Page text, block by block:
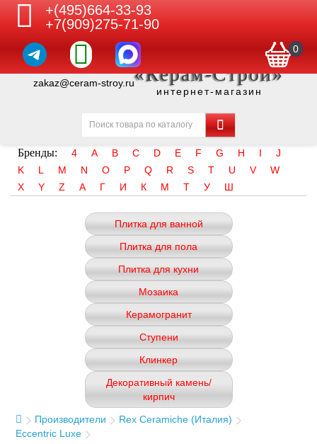
+(495)664-33-93
+7(909)275-71-90
0
zakaz@ceram-stroy.ru«Керам-Строй»
интернет-магазин
Бренды: 4 A B C D E F G H I
J
K
L M N O P Q R S T U V
W
X
Y Z А Г И К М Т У Ш
Плитка для ванной
Плитка для пола
Плитка для кухни
Мозаика
Керамогранит
Ступени
Клинкер
Декоративный камень/
кирпич
Производители
Rex Ceramiche (Италия)
Eccentric Luxe